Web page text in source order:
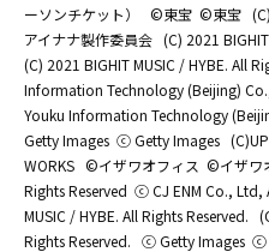
ーソンチケット）
©東宝 ©東宝
アイナナ製作委員会 (C) 2021
(C) 2021 BIGHIT MUSIC / HYBE. All
Information Technology (Beijing)
Youku Information Technology
Getty Images ⓒ Getty Images
WORKS ©イザワオフィス ©イザワ
Rights Reserved ⓒ CJ ENM Co., Ltd,
MUSIC / HYBE. All Rights Reserved.
Rights Reserved. ⓒ Getty Images ⓒ